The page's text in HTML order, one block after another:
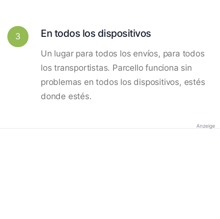
3 En todos los dispositivos
Un lugar para todos los envíos, para todos
los transportistas. Parcello funciona sin
problemas en todos los dispositivos, estés
donde estés.
Anzeige